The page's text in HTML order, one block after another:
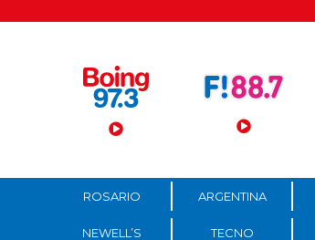
Menú Principal
ROSARIO ARGENTINA
NEWELL’S TECNO